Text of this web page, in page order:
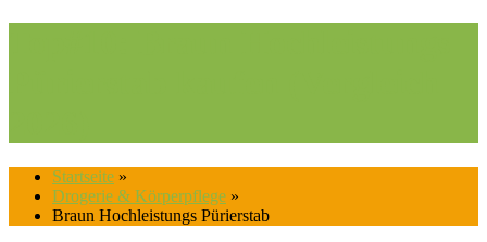
Startseite »
Drogerie & Körperpflege »
Braun Hochleistungs Pürierstab